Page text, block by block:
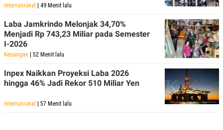
Internasional | 49 Menit lalu
Laba Jamkrindo Melonjak 34,70%
Menjadi Rp 743,23 Miliar pada Semester
I-2026
Keuangan | 52 Menit lalu
Inpex Naikkan Proyeksi Laba 2026
hingga 46% Jadi Rekor 510 Miliar Yen
Internasional | 57 Menit lalu